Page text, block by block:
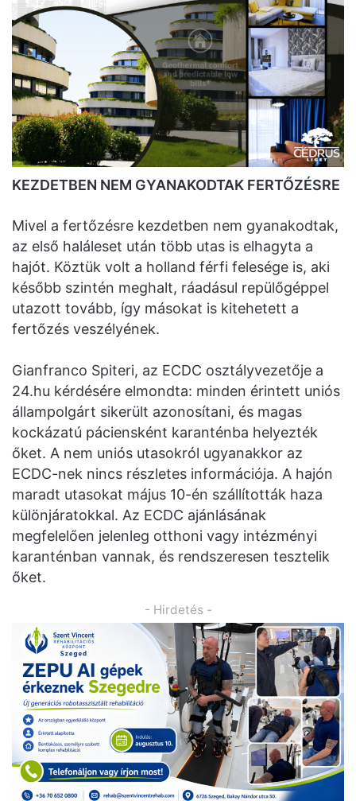
KEZDETBEN NEM GYANAKODTAK FERTŐZÉSRE
Mivel a fertőzésre kezdetben nem gyanakodtak,
az első haláleset után több utas is elhagyta a
hajót. Köztük volt a holland férfi felesége is, aki
később szintén meghalt, ráadásul repülőgéppel
utazott tovább, így másokat is kitehetett a
fertőzés veszélyének.
Gianfranco Spiteri, az ECDC osztályvezetője a
24.hu kérdésére elmondta: minden érintett uniós
állampolgárt sikerült azonosítani, és magas
kockázatú páciensként karanténba helyezték
őket. A nem uniós utasokról ugyanakkor az
ECDC-nek nincs részletes információja. A hajón
maradt utasokat május 10-én szállították haza
különjáratokkal. Az ECDC ajánlásának
megfelelően jelenleg otthoni vagy intézményi
karanténban vannak, és rendszeresen tesztelik
őket.
- Hirdetés -